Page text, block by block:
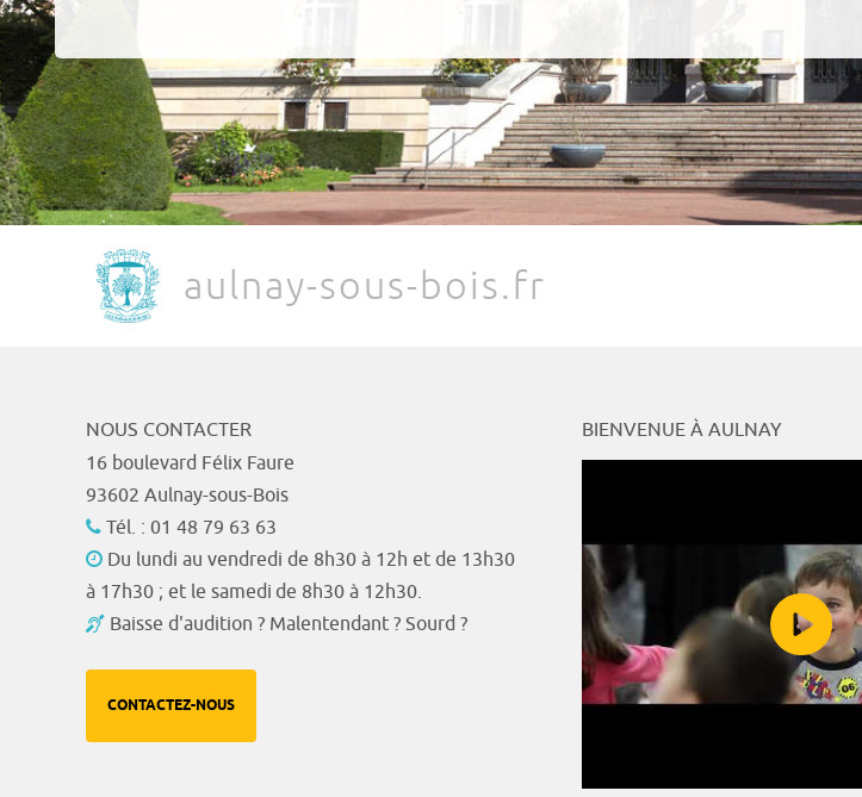
aulnay-sous-bois.fr
NOUS CONTACTER
16 boulevard Félix Faure
93602 Aulnay-sous-Bois
Tél. : 01 48 79 63 63
Du lundi au vendredi de 8h30 à 12h et de 13h30
à 17h30 ; et le samedi de 8h30 à 12h30.
Baisse d'audition ? Malentendant ? Sourd ?
CONTACTEZ-NOUS
BIENVENUE À AULNAY